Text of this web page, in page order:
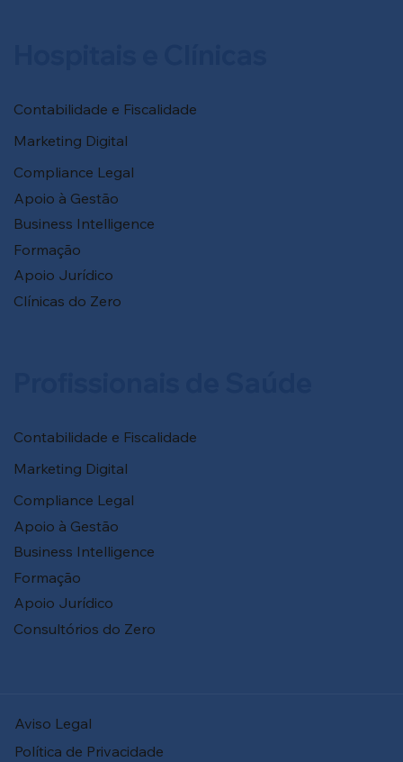
Aviso Legal
Política de Privacidade
Contabilidade e Fiscalidade
Marketing Digital
Compliance Legal
Apoio à Gestão
Business Intelligence
Formação
Apoio Jurídico
Clínicas do Zero
Contabilidade e Fiscalidade
Marketing Digital
Compliance Legal
Apoio à Gestão
Business Intelligence
Formação
Apoio Jurídico
Consultórios do Zero